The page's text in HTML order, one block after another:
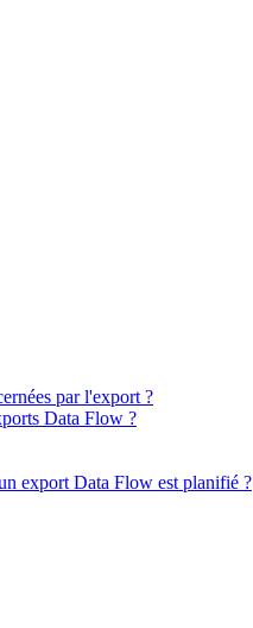
par l'export ?
Data Flow ?
export Data Flow est planifié ?